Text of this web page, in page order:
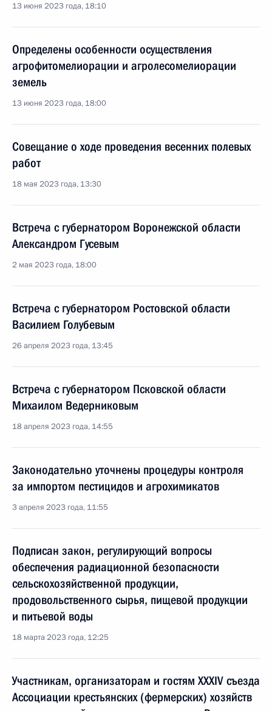
13 июня 2023 года, 18:10
Определены особенности осуществления
агрофитомелиорации и агролесомелиорации
земель
13 июня 2023 года, 18:00
Совещание о ходе проведения весенних полевых
работ
18 мая 2023 года, 13:30
Встреча с губернатором Воронежской области
Александром Гусевым
2 мая 2023 года, 18:00
Встреча с губернатором Ростовской области
Василием Голубевым
26 апреля 2023 года, 13:45
Встреча с губернатором Псковской области
Михаилом Ведерниковым
18 апреля 2023 года, 14:55
Законодательно уточнены процедуры контроля
за импортом пестицидов и агрохимикатов
3 апреля 2023 года, 11:55
Подписан закон, регулирующий вопросы
обеспечения радиационной безопасности
сельскохозяйственной продукции,
продовольственного сырья, пищевой продукции
и питьевой воды
18 марта 2023 года, 12:25
Участникам, организаторам и гостям XXXIV съезда
Ассоциации крестьянских (фермерских) хозяйств